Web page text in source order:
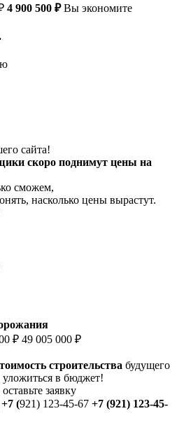
4 900 500 ₽Вы экономите
сайта!
скоро поднимут цены на
сможем,
насколько цены вырастут.
₽ 49 005 000 ₽
строительства будущего
в бюджет!
оставьте заявку
+7 (921) 123-45-67 +7 (921) 123-45-